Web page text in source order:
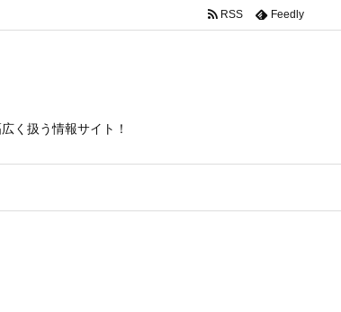
く扱う情報サイト！
RSS Feedly